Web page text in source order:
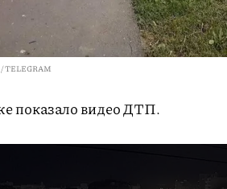
показало видео ДТП.